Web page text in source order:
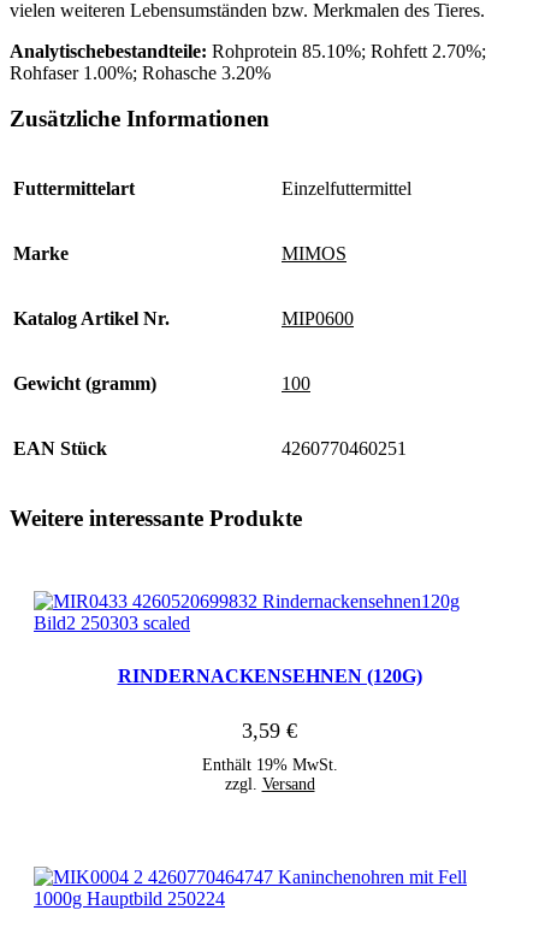
vielen weiteren Lebensumständen bzw. Merkmalen des Tieres.
Analytischebestandteile: Rohprotein 85.10%; Rohfett 2.70%;
Rohfaser 1.00%; Rohasche 3.20%
Zusätzliche Informationen
Futtermittelart Einzelfuttermittel
Marke MIMOS
Katalog Artikel Nr. MIP0600
Gewicht (gramm) 100
EAN Stück 4260770460251
Weitere interessante Produkte
RINDERNACKENSEHNEN (120G)
3,59 €
Enthält 19% MwSt.
zzgl. Versand